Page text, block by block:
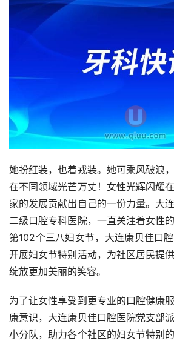
她扮红装，也着戎装。她可乘风破浪
在不同领域光芒万丈！女性光辉闪耀
家的发展贡献出自己的一份力量。大
二级口腔专科医院，一直关注着女性
第102个三八妇女节，大连康贝佳口腔
开展妇女节特别活动，为社区居民提
绽放更加美丽的笑容。
为了让女性享受到更专业的口腔健康
康意识，大连康贝佳口腔医院党支部
小分队，助力各个社区的妇女节特别